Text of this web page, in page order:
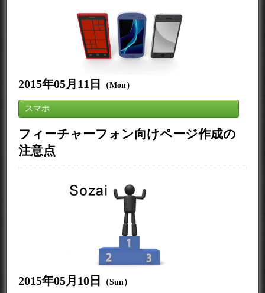
2015年05月11日 （Mon）
スマホ
フィーチャーフォン向けページ作成の
注意点
2015年05月10日 （Sun）